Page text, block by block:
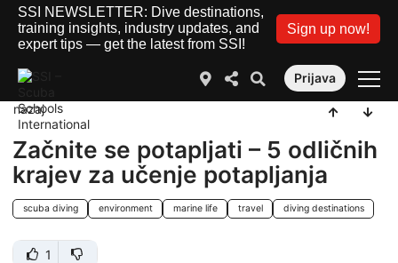
SSI NEWSLETTER: Dive destinations,
training insights, industry updates, and
expert tips — get the latest from SSI!
Sign up now!
Prijava
nazaj
Začnite se potapljati – 5 odličnih
krajev za učenje potapljanja
scuba diving environment marine life travel diving destinations
1